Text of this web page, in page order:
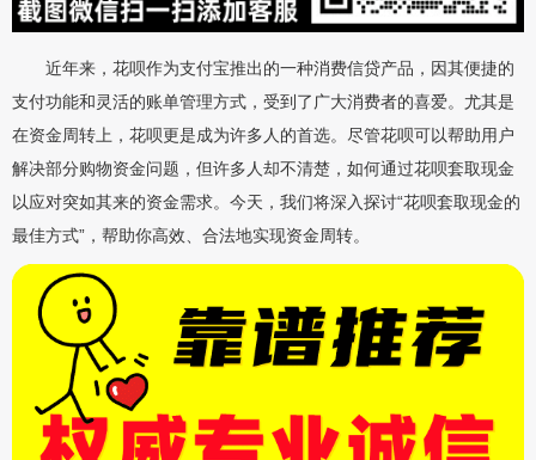
近年来，花呗作为支付宝推出的一种消费信贷产品，因其便捷的
支付功能和灵活的账单管理方式，受到了广大消费者的喜爱。尤其是
在资金周转上，花呗更是成为许多人的首选。尽管花呗可以帮助用户
解决部分购物资金问题，但许多人却不清楚，如何通过花呗套取现金
以应对突如其来的资金需求。今天，我们将深入探讨“花呗套取现金的
最佳方式”，帮助你高效、合法地实现资金周转。